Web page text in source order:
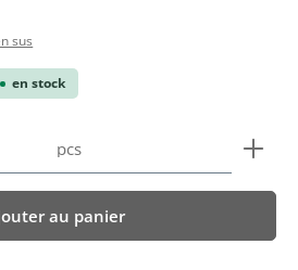
sus
en stock
: Entrez la quantité
pcs
au panier